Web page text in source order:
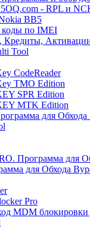
- RPL и
BB5
по IMEI
Кредиты,
Tool
CodeReader
TMO Edition
SPR Edition
MTK Edition
для Обхода
Программа для
для Обхода
Pro
MDM блокировки